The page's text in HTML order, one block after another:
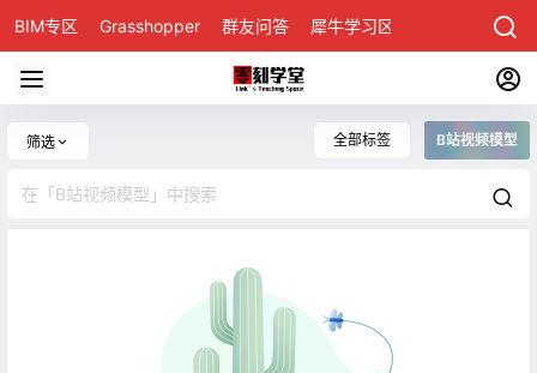
BIM专区 Grasshopper 群友问答 犀牛学习区
筛选 全部标签 B站视频模型